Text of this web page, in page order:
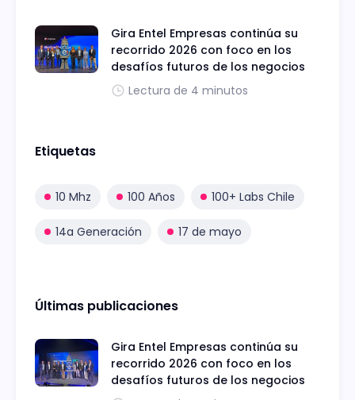
Gira Entel Empresas continúa su
recorrido 2026 con foco en los
desafíos futuros de los negocios
Lectura de 4 minutos
Etiquetas
10 Mhz 100 Años 100+ Labs Chile
14a Generación 17 de mayo
Últimas publicaciones
Gira Entel Empresas continúa su
recorrido 2026 con foco en los
desafíos futuros de los negocios